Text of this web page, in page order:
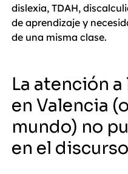
dislexia, TDAH,
de aprendizaje y
de una misma clase.
La atención
en Valencia
mundo) no
en el discurso